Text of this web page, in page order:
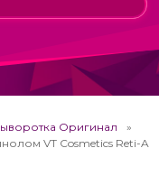
Оригинал
VT Cosmetics Reti-A